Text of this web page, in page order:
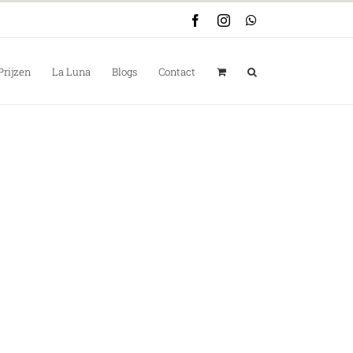
FacebookInstagramWhatsApp
La Luna Blogs Contact